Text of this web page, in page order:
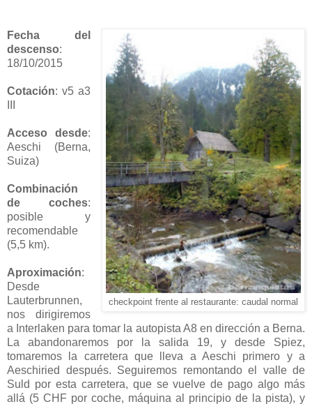
checkpoint frente al restaurante: caudal normal
Fecha del
descenso:
18/10/2015
Cotación: v5 a3
Acceso desde:
Aeschi (Berna,
Suiza)
Combinación
de coches:
posible y
recomendable
(5,5 km).
Aproximación:
Desde
Lauterbrunnen,
nos dirigiremos
a Interlaken para tomar la autopista A8 en dirección a Berna.
La abandonaremos por la salida 19, y desde Spiez,
tomaremos la carretera que lleva a Aeschi primero y a
Aeschiried después. Seguiremos remontando el valle de
Suld por esta carretera, que se vuelve de pago algo más
allá (5 CHF por coche, máquina al principio de la pista), y